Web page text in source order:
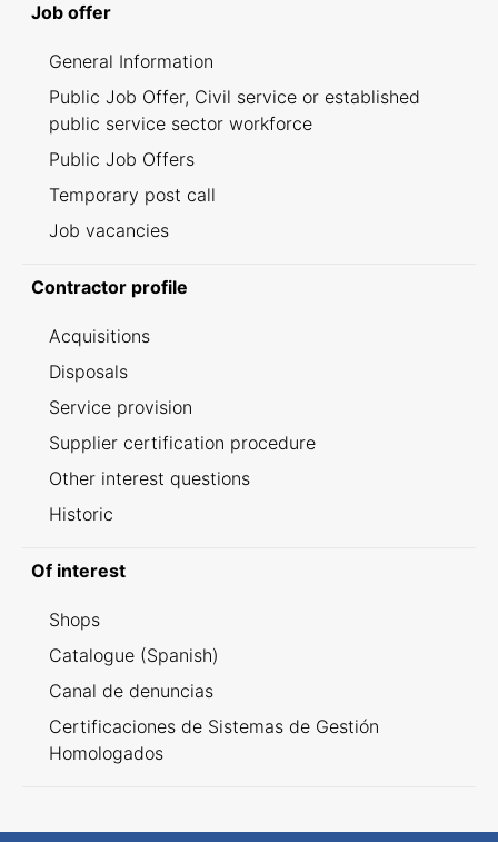
Job offer
General Information
Public Job Offer, Civil service or established
public service sector workforce
Public Job Offers
Temporary post call
Job vacancies
Contractor profile
Acquisitions
Disposals
Service provision
Supplier certification procedure
Other interest questions
Historic
Of interest
Shops
Catalogue (Spanish)
Canal de denuncias
Certificaciones de Sistemas de Gestión
Homologados